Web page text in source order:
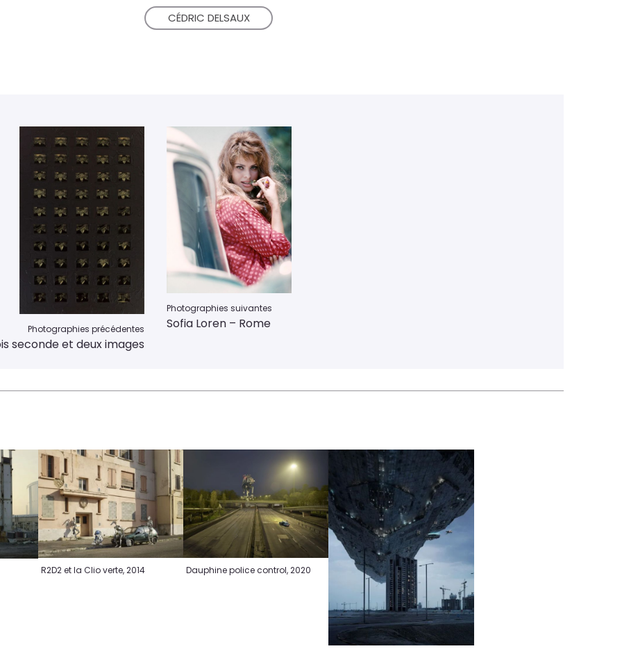
CÉDRIC DELSAUX
Photographies précédentes
seconde et deux images
Photographies suivantes
Sofia Loren – Rome
R2D2 et la Clio verte, 2014 Dauphine police control, 2020